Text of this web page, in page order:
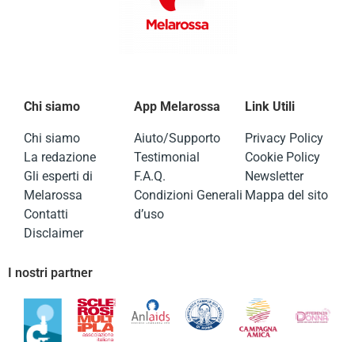
Chi siamo
Chi siamo
La redazione
Gli esperti di
Melarossa
Contatti
Disclaimer
App Melarossa
Aiuto/Supporto
Testimonial
F.A.Q.
Condizioni Generali
d’uso
Link Utili
Privacy Policy
Cookie Policy
Newsletter
Mappa del sito
I nostri partner